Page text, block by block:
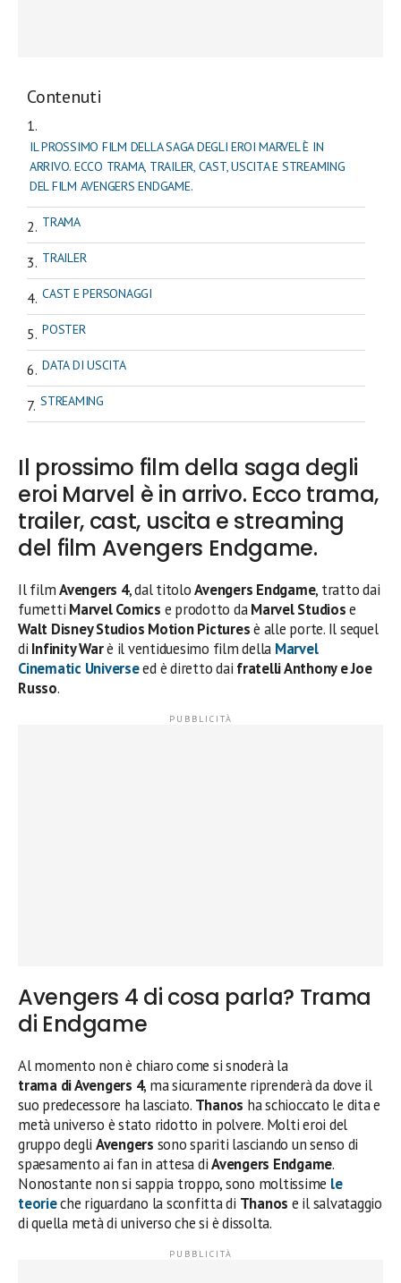
Contenuti
IL PROSSIMO FILM DELLA SAGA DEGLI EROI MARVEL È IN
ARRIVO. ECCO TRAMA, TRAILER, CAST, USCITA E STREAMING
DEL FILM AVENGERS ENDGAME.
TRAMA
TRAILER
CAST E PERSONAGGI
POSTER
DATA DI USCITA
STREAMING
Il prossimo film della saga degli
eroi Marvel è in arrivo. Ecco trama,
trailer, cast, uscita e streaming
del film Avengers Endgame.
Il filmAvengers 4, dal titoloAvengers Endgame, tratto dai
fumetti Marvel Comics e prodotto daMarvel Studiose
Walt Disney Studios Motion Picturesè alle porte. Il sequel
di Infinity Warè il ventiduesimo film della Marvel
Cinematic Universeed è diretto dai fratelli Anthony e Joe
Russo.
Avengers 4 di cosa parla? Trama
di Endgame
Al momento non è chiaro come si snoderà la
trama di Avengers 4, ma sicuramente riprenderà da dove il
suo predecessore ha lasciato. Thanos ha schioccato le dita e
metà universo è stato ridotto in polvere. Molti eroi del
gruppo degli Avengers sono spariti lasciando un senso di
spaesamento ai fan in attesa diAvengers Endgame.
Nonostante non si sappia troppo, sono moltissime le
teorieche riguardano la sconfitta di Thanos e il salvataggio
di quella metà di universo che si è dissolta.